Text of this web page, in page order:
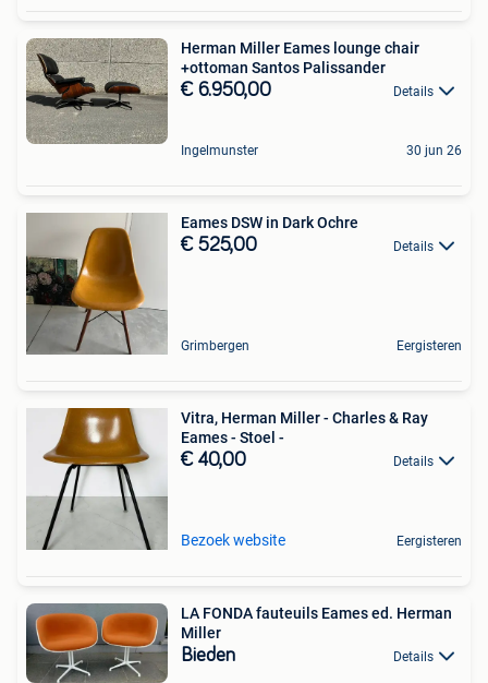
Herman Miller Eames lounge chair
+ottoman Santos Palissander
€ 6.950,00 Details
Ingelmunster 30 jun 26
Eames DSW in Dark Ochre
€ 525,00 Details
Grimbergen Eergisteren
Vitra, Herman Miller - Charles & Ray
Eames - Stoel -
€ 40,00 Details
Bezoek website Eergisteren
LA FONDA fauteuils Eames ed. Herman
Miller
Bieden Details